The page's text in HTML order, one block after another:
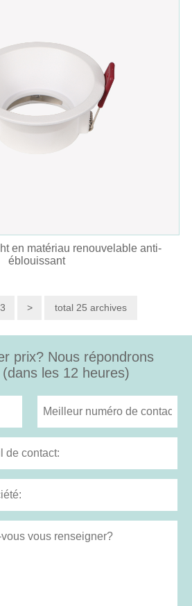
en matériau renouvelable anti-
éblouissant
3 > total 25 archives
prix? Nous répondrons
les 12 heures)